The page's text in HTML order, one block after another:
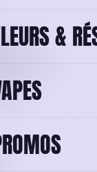
&
sur
lors de la
et